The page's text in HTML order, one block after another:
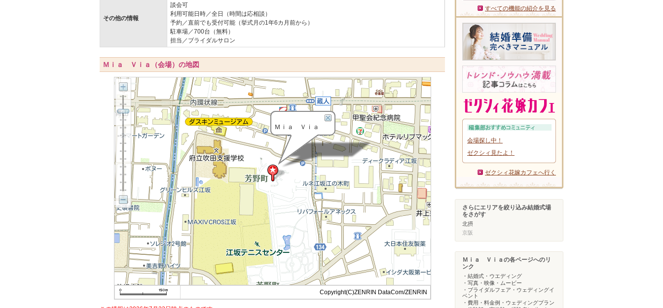
その他の情報
談会可
利用可能日時／全日（時間は応相談）
予約／直前でも受付可能（挙式月の1年6カ月前から）
駐車場／700台（無料）
担当／ブライダルサロン
Ｍｉａ Ｖｉａ（会場）の地図
Ｍｉａ Ｖｉａ
Copyright(C)ZENRIN DataCom/ZENRIN
すべての機能の紹介を見る
会場探し中！
ゼクシィ見たよ！
ゼクシィ花嫁カフェへ行く
さらにエリアを絞り込み結婚式場
をさがす
北摂
京阪
Ｍｉａ Ｖｉａの各ページへのリ
ンク
・結婚式・ウエディング
・写真・映像・ムービー
・ブライダルフェア・ウェディングイ
ベント
・費用・料金例・ウェディングプラン